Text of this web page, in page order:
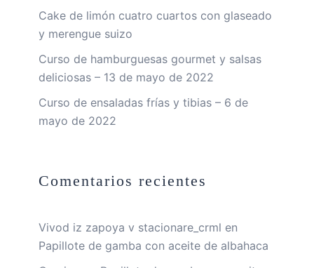
Cake de limón cuatro cuartos con glaseado
y merengue suizo
Curso de hamburguesas gourmet y salsas
deliciosas – 13 de mayo de 2022
Curso de ensaladas frías y tibias – 6 de
mayo de 2022
Comentarios recientes
Vivod iz zapoya v stacionare_crml en
Papillote de gamba con aceite de albahaca